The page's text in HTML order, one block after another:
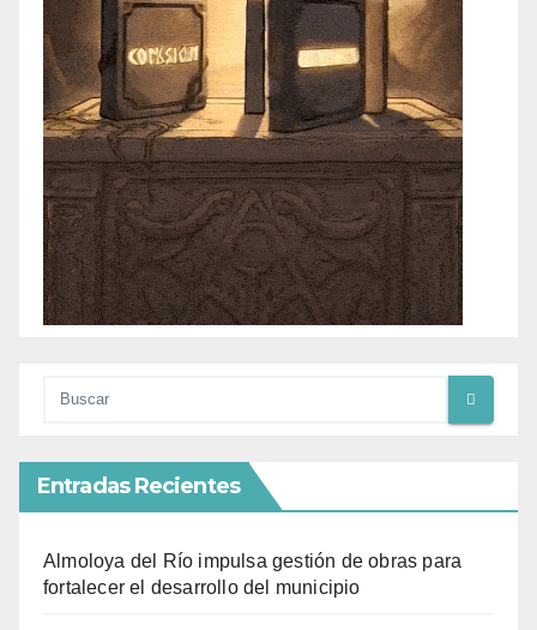
Entradas Recientes
Almoloya del Río impulsa gestión de obras para
fortalecer el desarrollo del municipio